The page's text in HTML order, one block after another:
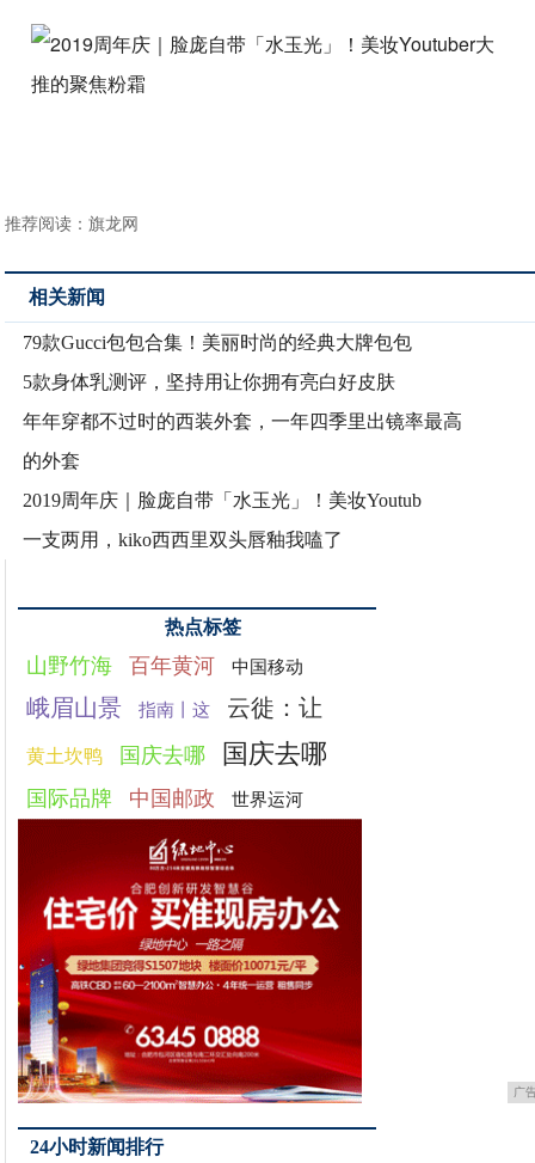
推荐阅读：旗龙网
相关新闻
79款Gucci包包合集！美丽时尚的经典大牌包包
5款身体乳测评，坚持用让你拥有亮白好皮肤
年年穿都不过时的西装外套，一年四季里出镜率最高
的外套
2019周年庆｜脸庞自带「水玉光」！美妆Youtub
一支两用，kiko西西里双头唇釉我嗑了
热点标签
山野竹海 百年黄河 中国移动
峨眉山景 指南丨这 云徙：让
黄土坎鸭 国庆去哪 国庆去哪
国际品牌 中国邮政 世界运河
广
24小时新闻排行